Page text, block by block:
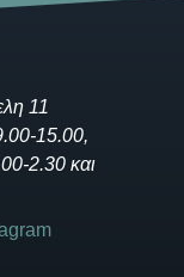
11
15.00,
2.30 και